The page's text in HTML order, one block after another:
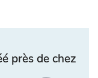
près de chez